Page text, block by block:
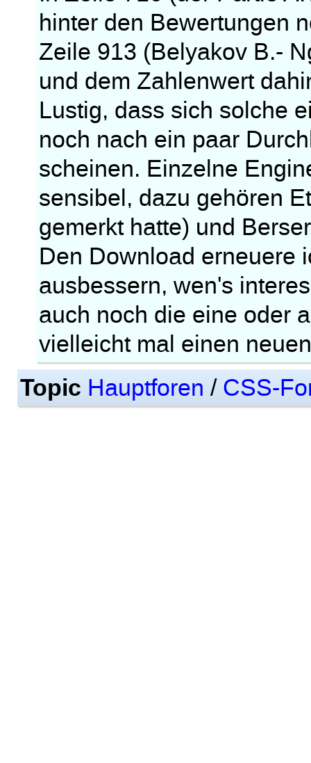
hinter den Bewertungen
Zeile 913 (Belyakov B.-
und dem Zahlenwert
Lustig, dass sich solche
noch nach ein paar
scheinen. Einzelne
sensibel, dazu gehören
gemerkt hatte) und
Den Download erneuere
ausbessern, wen's
auch noch die eine oder
vielleicht mal einen
Topic Hauptforen / CSS-